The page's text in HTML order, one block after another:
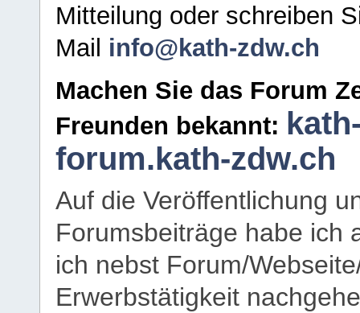
Mitteilung oder schreiben
Mail info@kath-zdw.ch
Machen Sie das Forum
Freunden bekannt:
forum.kath-zdw.ch
Auf die Veröffentlichung
Forumsbeiträge habe ich
ich nebst Forum/
Erwerbstätigkeit